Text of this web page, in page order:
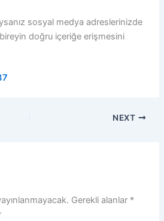
sosyal medya adreslerinizde
doğru içeriğe erişmesini
NEXT
Gerekli alanlar *